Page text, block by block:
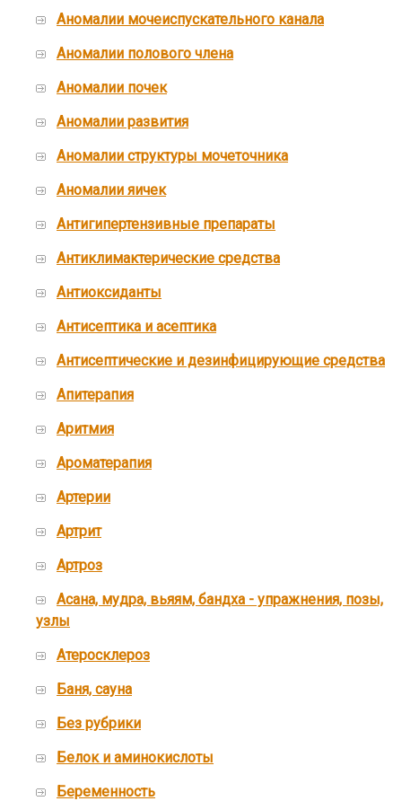
Аномалии мочеиспускательного канала
Аномалии полового члена
Аномалии почек
Аномалии развития
Аномалии структуры мочеточника
Аномалии яичек
Антигипертензивные препараты
Антиклимактерические средства
Антиоксиданты
Антисептика и асептика
Антисептические и дезинфицирующие средства
Апитерапия
Аритмия
Ароматерапия
Артерии
Артрит
Артроз
Асана, мудра, вьяям, бандха - упражнения, позы,
узлы
Атеросклероз
Баня, сауна
Без рубрики
Белок и аминокислоты
Беременность